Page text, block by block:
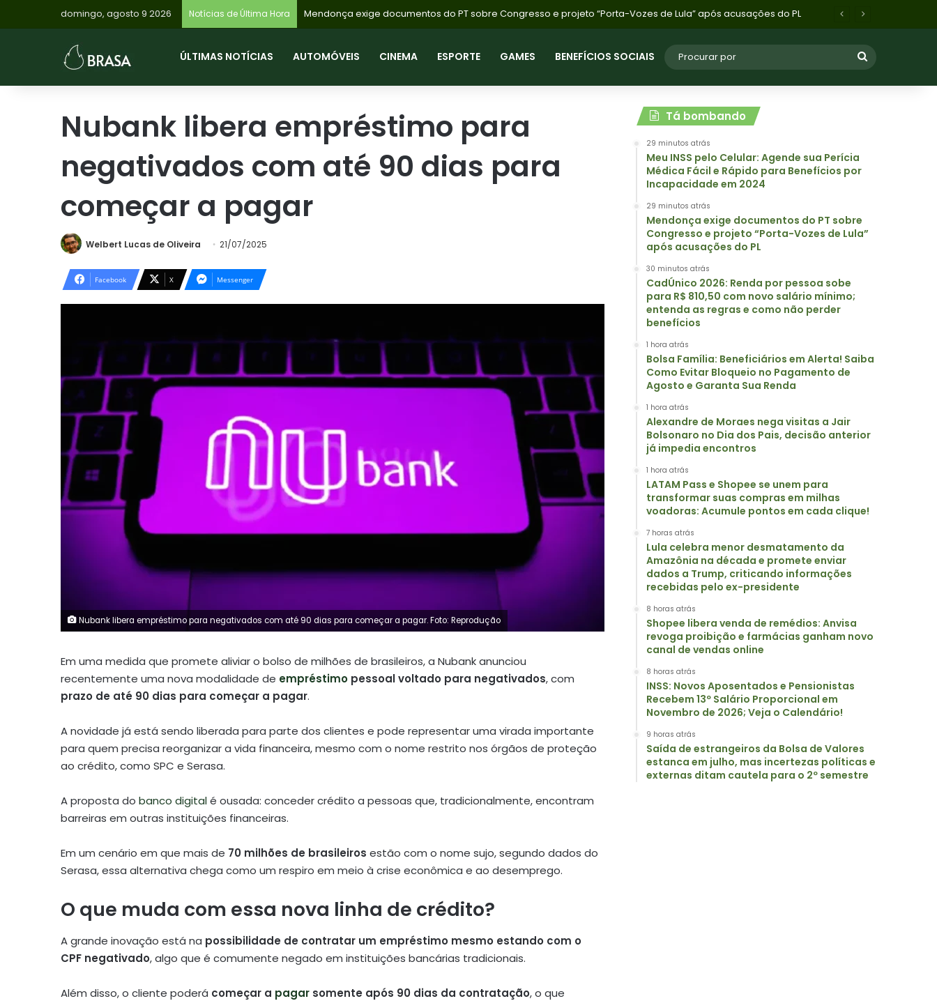
domingo, agosto 9 2026 Notícias de Última Hora
ÚLTIMAS NOTÍCIAS AUTOMÓVEIS CINEMA ESPORTE GAMES BENEFÍCIOS SOCIAIS
Nubank libera empréstimo para
negativados com até 90 dias para
começar a pagar
Welbert Lucas de Oliveira 21/07/2025
Facebook X Messenger
Nubank libera empréstimo para negativados com até 90 dias para começar a pagar. Foto: Reprodução
Em uma medida que promete aliviar o bolso de milhões de brasileiros, a Nubank anunciou
recentemente uma nova modalidade de empréstimo pessoal voltado para negativados, com
prazo de até 90 dias para começar a pagar.
A novidade já está sendo liberada para parte dos clientes e pode representar uma virada importante
para quem precisa reorganizar a vida financeira, mesmo com o nome restrito nos órgãos de proteção
ao crédito, como SPC e Serasa.
A proposta do banco digitalé ousada: conceder crédito a pessoas que, tradicionalmente, encontram
barreiras em outras instituições financeiras.
Em um cenário em que mais de 70 milhões de brasileiros estão com o nome sujo, segundo dados do
Serasa, essa alternativa chega como um respiro em meio à crise econômica e ao desemprego.
O que muda com essa nova linha de crédito?
A grande inovação está na possibilidade de contratar um empréstimo mesmo estando com o
CPF negativado, algo que é comumente negado em instituições bancárias tradicionais.
Além disso, o cliente poderá começar a pagar somente após 90 dias da contratação, o que
Tá bombando
29 minutos atrás
Meu INSS pelo Celular: Agende sua Perícia
Médica Fácil e Rápido para Benefícios por
Incapacidade em 2024
29 minutos atrás
Mendonça exige documentos do PT sobre
Congresso e projeto “Porta-Vozes de Lula”
após acusações do PL
30 minutos atrás
CadÚnico 2026: Renda por pessoa sobe
para R$ 810,50 com novo salário mínimo;
entenda as regras e como não perder
benefícios
1 hora atrás
Bolsa Família: Beneficiários em Alerta! Saiba
Como Evitar Bloqueio no Pagamento de
Agosto e Garanta Sua Renda
1 hora atrás
Alexandre de Moraes nega visitas a Jair
Bolsonaro no Dia dos Pais, decisão anterior
já impedia encontros
1 hora atrás
LATAM Pass e Shopee se unem para
transformar suas compras em milhas
voadoras: Acumule pontos em cada clique!
7 horas atrás
Lula celebra menor desmatamento da
Amazônia na década e promete enviar
dados a Trump, criticando informações
recebidas pelo ex-presidente
8 horas atrás
Shopee libera venda de remédios: Anvisa
revoga proibição e farmácias ganham novo
canal de vendas online
8 horas atrás
INSS: Novos Aposentados e Pensionistas
Recebem 13º Salário Proporcional em
Novembro de 2026; Veja o Calendário!
9 horas atrás
Saída de estrangeiros da Bolsa de Valores
estanca em julho, mas incertezas políticas e
externas ditam cautela para o 2º semestre